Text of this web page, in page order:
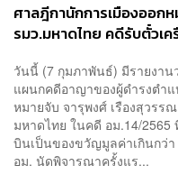
ศาลฎีกานักการเมืองออก
รมว.มหาดไทย คดีรับตั๋วเ
วันนี้ (7 กุมภาพันธ์) มีรายงาน
แผนกคดีอาญาของผู้ดำรงตำแ
หมายจับ จารุพงศ์ เรืองสุวรร
มหาดไทย ในคดี อม.14/2565
บินเป็นของขวัญมูลค่าเกินกว่
อม. นัดพิจารณาครั้งแร...